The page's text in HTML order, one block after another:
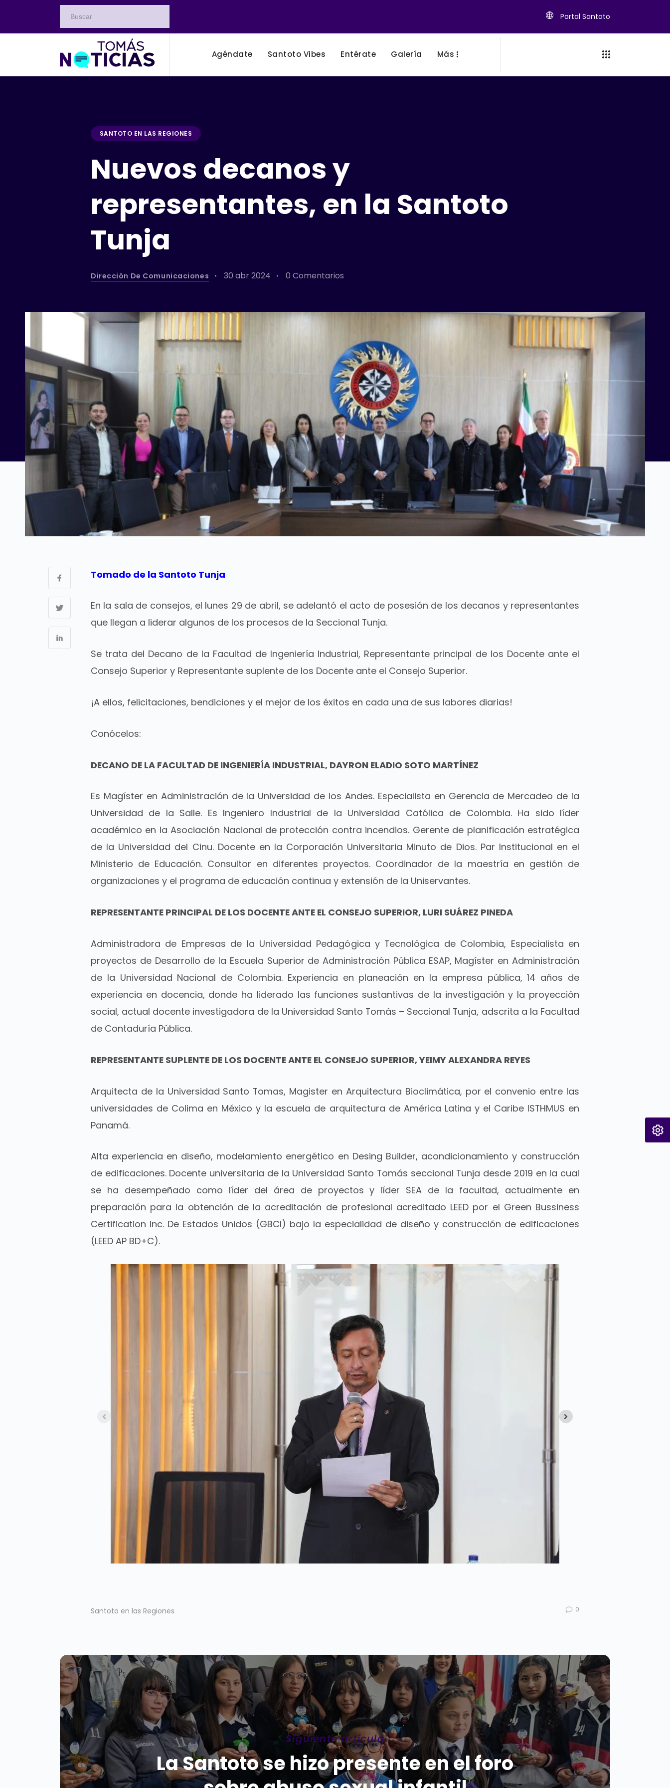
Portal Santoto
Agéndate Santoto Vibes Entérate Galería Más
SANTOTO EN LAS REGIONES
Nuevos decanos y
representantes, en la Santoto
Tunja
Dirección De Comunicaciones 30 abr 2024 0 Comentarios
Tomado de la Santoto Tunja
En la sala de consejos, el lunes 29 de abril, se adelantó el acto de posesión de los decanos y representantes
que llegan a liderar algunos de los procesos de la Seccional Tunja.
Se trata del Decano de la Facultad de Ingeniería Industrial, Representante principal de los Docente ante el
Consejo Superior y Representante suplente de los Docente ante el Consejo Superior.
¡A ellos, felicitaciones, bendiciones y el mejor de los éxitos en cada una de sus labores diarias!
Conócelos:
DECANO DE LA FACULTAD DE INGENIERÍA INDUSTRIAL, DAYRON ELADIO SOTO MARTÍNEZ
Es Magíster en Administración de la Universidad de los Andes. Especialista en Gerencia de Mercadeo de la
Universidad de la Salle. Es Ingeniero Industrial de la Universidad Católica de Colombia. Ha sido líder
académico en la Asociación Nacional de protección contra incendios. Gerente de planificación estratégica
de la Universidad del Cinu. Docente en la Corporación Universitaria Minuto de Dios. Par Institucional en el
Ministerio de Educación. Consultor en diferentes proyectos. Coordinador de la maestría en gestión de
organizaciones y el programa de educación continua y extensión de la Uniservantes.
REPRESENTANTE PRINCIPAL DE LOS DOCENTE ANTE EL CONSEJO SUPERIOR, LURI SUÁREZ PINEDA
Administradora de Empresas de la Universidad Pedagógica y Tecnológica de Colombia, Especialista en
proyectos de Desarrollo de la Escuela Superior de Administración Pública ESAP, Magíster en Administración
de la Universidad Nacional de Colombia. Experiencia en planeación en la empresa pública, 14 años de
experiencia en docencia, donde ha liderado las funciones sustantivas de la investigación y la proyección
social, actual docente investigadora de la Universidad Santo Tomás – Seccional Tunja, adscrita a la Facultad
de Contaduría Pública.
REPRESENTANTE SUPLENTE DE LOS DOCENTE ANTE EL CONSEJO SUPERIOR, YEIMY ALEXANDRA REYES
Arquitecta de la Universidad Santo Tomas, Magister en Arquitectura Bioclimática, por el convenio entre las
universidades de Colima en México y la escuela de arquitectura de América Latina y el Caribe ISTHMUS en
Panamá.
Alta experiencia en diseño, modelamiento energético en Desing Builder, acondicionamiento y construcción
de edificaciones. Docente universitaria de la Universidad Santo Tomás seccional Tunja desde 2019 en la cual
se ha desempeñado como líder del área de proyectos y líder SEA de la facultad, actualmente en
preparación para la obtención de la acreditación de profesional acreditado LEED por el Green Bussiness
Certification Inc. De Estados Unidos (GBCI) bajo la especialidad de diseño y construcción de edificaciones
(LEED AP BD+C).
Santoto en las Regiones 0
Siguiente artículo
La Santoto se hizo presente en el foro